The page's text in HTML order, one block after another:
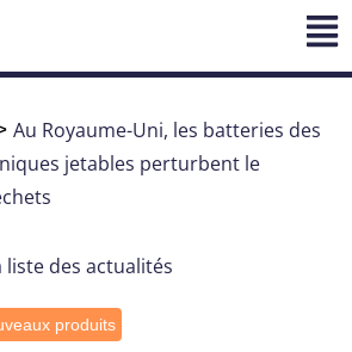
Au Royaume-Uni, les batteries des
jetables perturbent le
liste des actualités
produits